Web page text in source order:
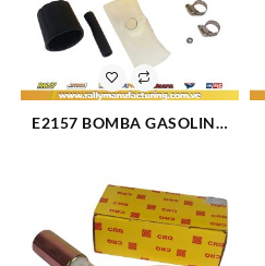
E2157 BOMBA GASOLINA